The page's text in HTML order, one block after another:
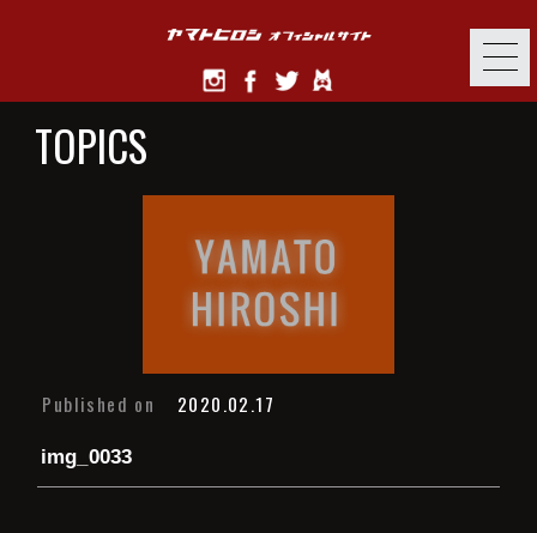
TOPICS
Published on 2020.02.17
img_0033